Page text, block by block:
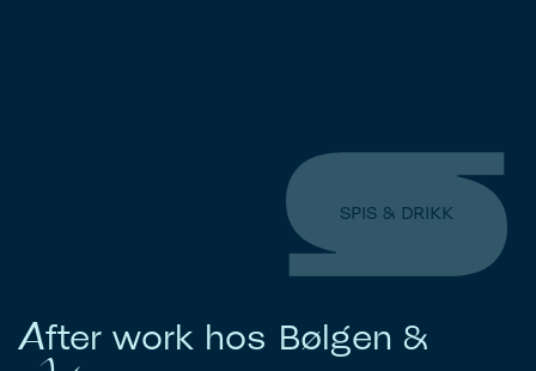
After work hos Bølgen &
SPIS & DRIKK